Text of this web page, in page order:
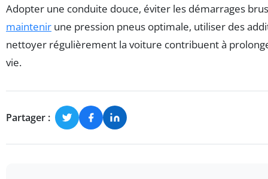
Adopter une conduite douce, éviter les démarrages
maintenir une pression pneus optimale, utiliser des
nettoyer régulièrement la voiture contribuent à
vie.
Partager :